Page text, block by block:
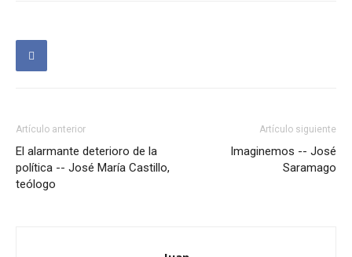
Artículo anterior
El alarmante deterioro de la
política -- José María Castillo,
teólogo
Artículo siguiente
Imaginemos -- José
Saramago